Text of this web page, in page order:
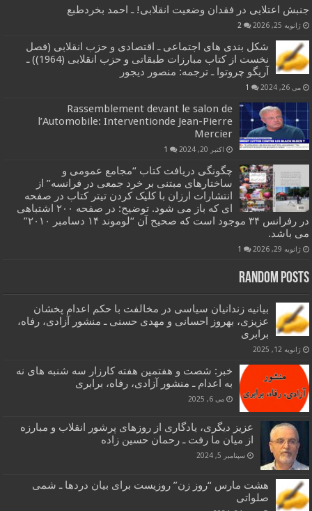
جنبش اعتلایی در فقدان وضعیت انقلابی! ـ احمد بخردطبع
ژانویه 25, 2026 2
شکل بندی های اجتماعی ـ اقتصادی و حزب انقلابی (فصل
نخست از کتاب مبارزات طبقاتی و حزب انقلابی (1964)) ـ
آریگو چروتوا ـ ترجمه: منصور دیجور
می 26, 2024 1
Rassemblement devant le salon de
l’Automobile: Interventionde Jean-Pierre
Mercier
اکتبر 20, 2024 1
چگونگی دریافت کتاب “مجامع عمومی و
ساختارهای مبتنی بر خرد جمعی در فرانسه” از
انتشارات ارزان با کلیک کردن تیتر کتاب در صفحه
ای که باز می شود. توضیح: در صفحه ۲۰۰ اشتباهی
در رفرانس ۳۴ موجود است که صحیح آن “لوموند ۱۴ دسامبر ۲۰۱۰”
می باشد.
ژانویه 29, 2026 1
Random Posts
بیانیه زندانیان سیاسی در مخالفت با حکم اعدام پخشان
عزیزی، بهروز احسانی و مهدی حسنی ـ منشور آزادی، رفاه،
برابری
ژانویه 12, 2025
خبر: شصت و هفتمین هفته کارزار سه شنبه های نه
به اعدام ـ منشور آزادی، رفاه، برابری
می 6, 2025
عزیز دیگری، یادگاری از روزهای پرشور انقلاب و مبارزه
از میان ما رفت ـ رحمان حسین زاده
سپتامبر 5, 2024
هشت مارس “روز زن” روزیست برای بیان دردها ـ شمی
صلواتی